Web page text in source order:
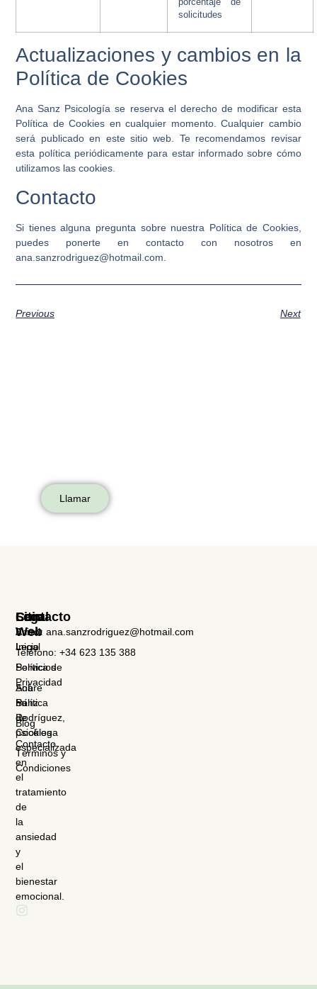
solicitudes
Actualizaciones y cambios en la
Política de Cookies
Ana Sanz Psicología se reserva el derecho de modificar esta
Política de Cookies en cualquier momento. Cualquier cambio
será publicado en este sitio web. Te recomendamos revisar
esta política periódicamente para estar informado sobre cómo
utilizamos las cookies.
Contacto
Si tienes alguna pregunta sobre nuestra Política de Cookies,
puedes ponerte en contacto con nosotros en
ana.sanzrodriguez@hotmail.com
Previous Next
Llamar
Ana
Sanz
Rodríguez,
psicóloga
especializada
en
el
tratamiento
de
la
ansiedad
y
el
bienestar
emocional.
Sitio
Web
Inicio
Servicios
Sobre
mí
Blog
Contacto
Legal
Aviso
Legal
Política de
Privacidad
Política
de
Cookies
Términos y
Condiciones
Contacto
Email: ana.sanzrodriguez@hotmail.com
Teléfono: +34 623 135 388